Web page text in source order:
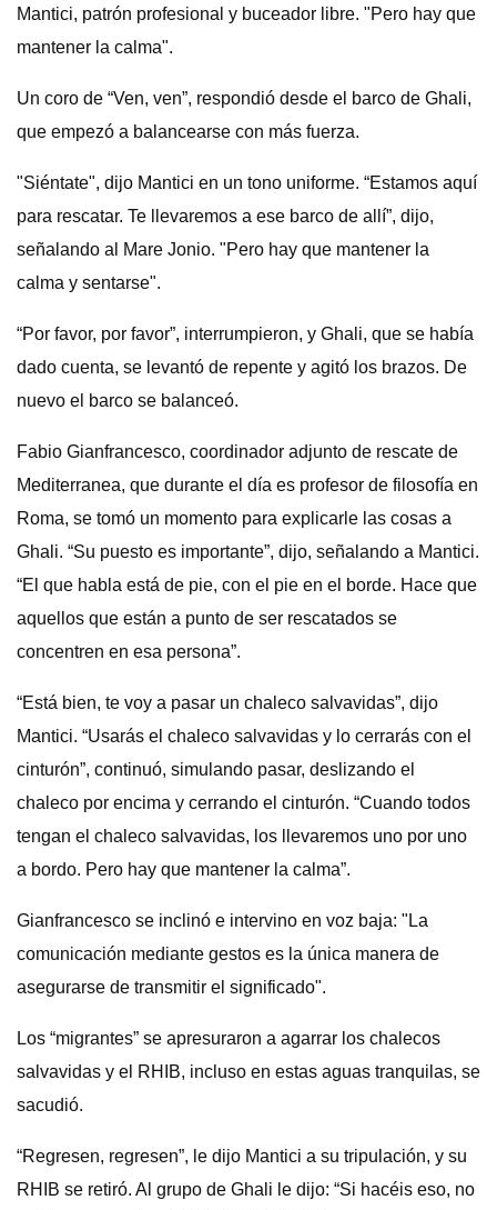
Mantici, patrón profesional y buceador libre. "Pero hay que
mantener la calma".
Un coro de “Ven, ven”, respondió desde el barco de Ghali,
que empezó a balancearse con más fuerza.
"Siéntate", dijo Mantici en un tono uniforme. “Estamos aquí
para rescatar. Te llevaremos a ese barco de allí”, dijo,
señalando al Mare Jonio. "Pero hay que mantener la
calma y sentarse".
“Por favor, por favor”, interrumpieron, y Ghali, que se había
dado cuenta, se levantó de repente y agitó los brazos. De
nuevo el barco se balanceó.
Fabio Gianfrancesco, coordinador adjunto de rescate de
Mediterranea, que durante el día es profesor de filosofía en
Roma, se tomó un momento para explicarle las cosas a
Ghali. “Su puesto es importante”, dijo, señalando a Mantici.
“El que habla está de pie, con el pie en el borde. Hace que
aquellos que están a punto de ser rescatados se
concentren en esa persona”.
“Está bien, te voy a pasar un chaleco salvavidas”, dijo
Mantici. “Usarás el chaleco salvavidas y lo cerrarás con el
cinturón”, continuó, simulando pasar, deslizando el
chaleco por encima y cerrando el cinturón. “Cuando todos
tengan el chaleco salvavidas, los llevaremos uno por uno
a bordo. Pero hay que mantener la calma”.
Gianfrancesco se inclinó e intervino en voz baja: "La
comunicación mediante gestos es la única manera de
asegurarse de transmitir el significado".
Los “migrantes” se apresuraron a agarrar los chalecos
salvavidas y el RHIB, incluso en estas aguas tranquilas, se
sacudió.
“Regresen, regresen”, le dijo Mantici a su tripulación, y su
RHIB se retiró. Al grupo de Ghali le dijo: “Si hacéis eso, no